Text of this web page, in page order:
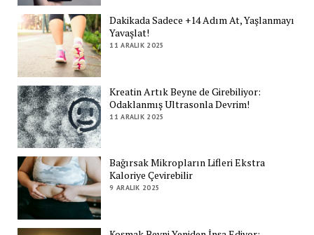
Dakikada Sadece +14 Adım At, Yaşlanmayı
Yavaşlat!
11 ARALIK 2025
Kreatin Artık Beyne de Girebiliyor:
Odaklanmış Ultrasonla Devrim!
11 ARALIK 2025
Bağırsak Mikropların Lifleri Ekstra
Kaloriye Çevirebilir
9 ARALIK 2025